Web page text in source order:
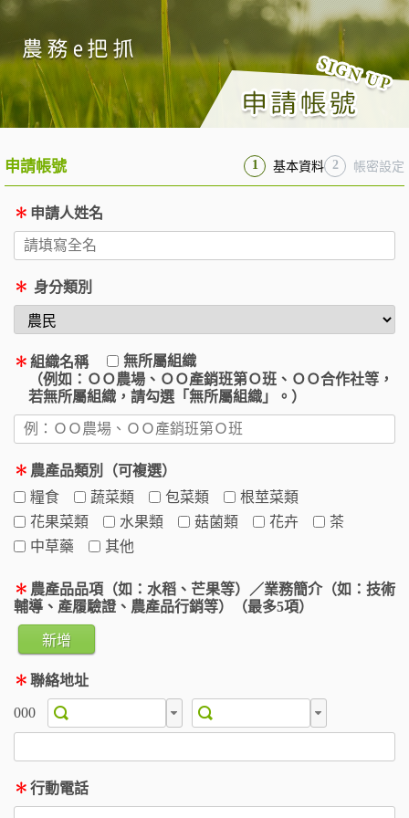
申請帳號 1 基本資料 2 帳密設定
✽ 申請人姓名
✽ 身分類別
✽ 組織名稱
無所屬組織
（例如：ＯＯ農場、ＯＯ產銷班第Ｏ班、ＯＯ合作社等，
若無所屬組織，請勾選「無所屬組織」。）
✽ 農產品類別（可複選）
糧食
蔬菜類 包菜類
根莖菜類
花果菜類
水果類 菇菌類 花卉
茶
中草藥
其他
✽ 農產品品項（如：水稻、芒果等）／業務簡介（如：技術
輔導、產履驗證、農產品行銷等）（最多5項）
新增
✽ 聯絡地址
000
✽ 行動電話